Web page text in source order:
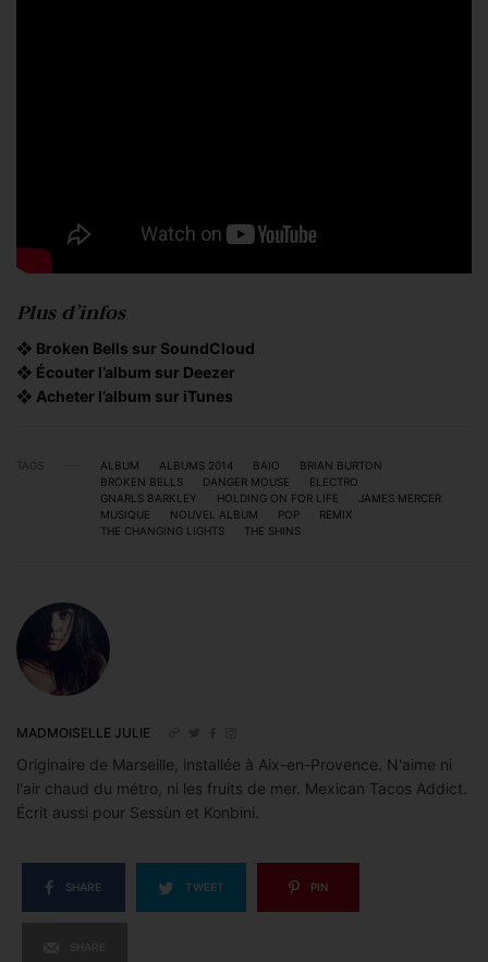
Plus d’infos
❖ Broken Bells sur SoundCloud
❖ Écouter l’album sur Deezer
❖ Acheter l’album sur iTunes
TAGS ALBUM ALBUMS 2014 BAIO
BRIAN BURTON
BROKEN BELLS
DANGER MOUSE
ELECTRO
GNARLS BARKLEY
HOLDING ON FOR LIFE
JAMES MERCER
MUSIQUE
NOUVEL ALBUM POP
REMIX
THE CHANGING LIGHTS
THE SHINS
MADMOISELLE JULIE
Originaire de Marseille, installée à Aix-en-Provence. N'aime ni
l'air chaud du métro, ni les fruits de mer. Mexican Tacos Addict.
Écrit aussi pour Sessùn et Konbini.
SHARE TWEET PIN